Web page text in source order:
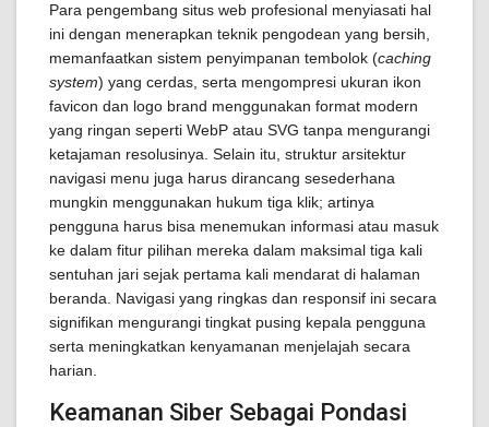
Para pengembang situs web profesional menyiasati hal
ini dengan menerapkan teknik pengodean yang bersih,
memanfaatkan sistem penyimpanan tembolok (caching
system) yang cerdas, serta mengompresi ukuran ikon
favicon dan logo brand menggunakan format modern
yang ringan seperti WebP atau SVG tanpa mengurangi
ketajaman resolusinya. Selain itu, struktur arsitektur
navigasi menu juga harus dirancang sesederhana
mungkin menggunakan hukum tiga klik; artinya
pengguna harus bisa menemukan informasi atau masuk
ke dalam fitur pilihan mereka dalam maksimal tiga kali
sentuhan jari sejak pertama kali mendarat di halaman
beranda. Navigasi yang ringkas dan responsif ini secara
signifikan mengurangi tingkat pusing kepala pengguna
serta meningkatkan kenyamanan menjelajah secara
harian.
Keamanan Siber Sebagai Pondasi